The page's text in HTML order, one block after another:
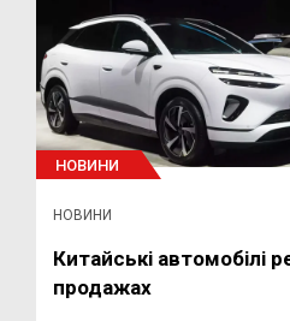
НОВИНИ
НОВИНИ
Китайські автомобілі
продажах